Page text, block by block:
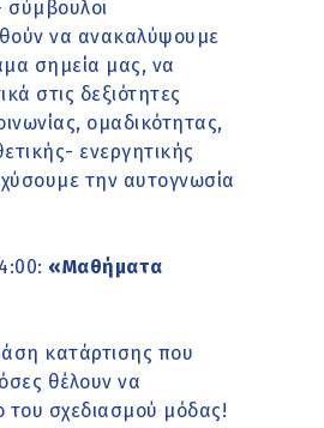
σύμβουλοι
να ανακαλύψουμε
σημεία μας, να
στις δεξιότητες
ομαδικότητας,
ενεργητικής
την αυτογνωσία
«Μαθήματα
κατάρτισης που
θέλουν να
σχεδιασμού μόδας!